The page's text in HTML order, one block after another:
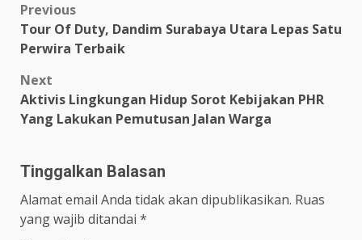
Post
navigation
Previous
Tour Of Duty, Dandim Surabaya Utara Lepas Satu
Perwira Terbaik
Next
Aktivis Lingkungan Hidup Sorot Kebijakan PHR
Yang Lakukan Pemutusan Jalan Warga
Tinggalkan Balasan
Alamat email Anda tidak akan dipublikasikan. Ruas
yang wajib ditandai *